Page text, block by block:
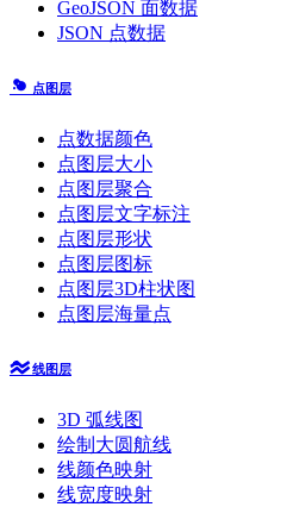
GeoJSON 面数据
JSON 点数据
点图层
点数据颜色
点图层大小
点图层聚合
点图层文字标注
点图层形状
点图层图标
点图层3D柱状图
点图层海量点
线图层
3D 弧线图
绘制大圆航线
线颜色映射
线宽度映射